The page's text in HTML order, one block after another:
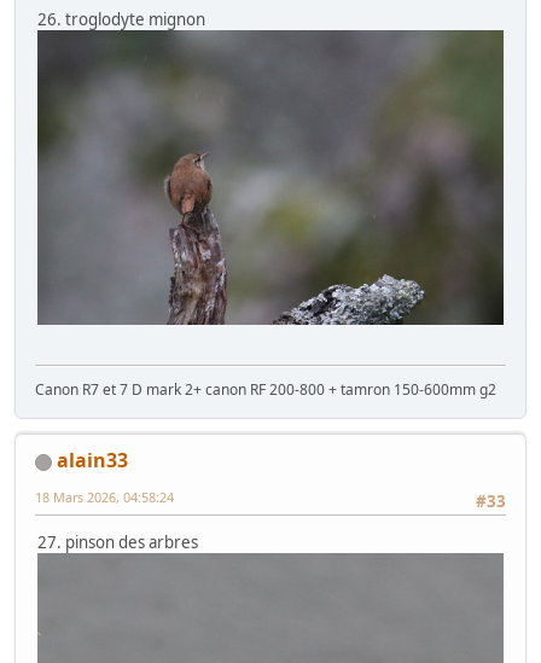
26. troglodyte mignon
Canon R7 et 7 D mark 2+ canon RF 200-800 + tamron 150-600mm g2
alain33
#33
18 Mars 2026, 04:58:24
27. pinson des arbres